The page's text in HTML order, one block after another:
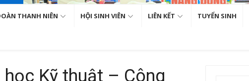
THANH NIÊN HỘI SINH VIÊN LIÊN KẾT TUYỂN SINH
Kỹ thuật – Công